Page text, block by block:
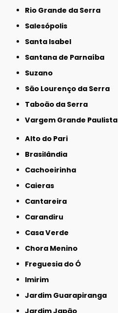
Rio Grande da Serra
Salesópolis
Santa Isabel
Santana de Parnaíba
Suzano
São Lourenço da Serra
Taboão da Serra
Vargem Grande Paulista
Alto do Pari
Brasilândia
Cachoeirinha
Caieras
Cantareira
Carandiru
Casa Verde
Chora Menino
Freguesia do Ó
Imirim
Jardim Guarapiranga
Jardim Japão